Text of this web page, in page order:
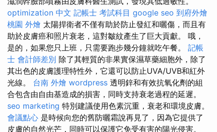
optimization 中文 記帳士 考試科目 google seo 到府外燴
桃園 外燴 太陽捍衛者不僅有助於防止發紅和曬傷，而且有
助於皮膚癌和照片衰老，這對皺紋產生了巨大貢獻。 哦，
是的，如果您只上班，只需要跑步幾分鐘就吃午餐。 記帳
士 會計師差別 除了其輕質的非果實保濕草藥細胞外，除了
其出色的皮膚護理特性外，它還可以防止UVA/UVB和紅外
光線。 台南 外燴 wordpress 透明鋅和有效抗氧化劑的組
合包含由自由基造成的損害，同時支持衰老過程的延遲。
seo marketing 特別建議使用色素沉重，衰老和環境皮膚。
會議點心 是時候向您的舊防曬霜說再見了，因為它提供了
皮膚的自然光芒，同時可以保護它免受有害的陽光侵害。